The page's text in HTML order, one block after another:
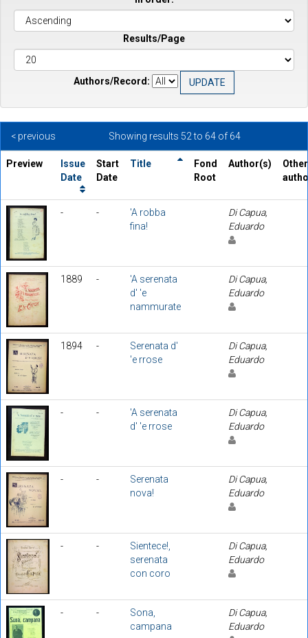
Results/Page
Authors/Record:
Showing results 52 to 64 of 64
< previous
Preview
Issue
Date
Start
Date
Title
Fond
Root
Author(s)
Other
- -
'A robba
fina!
Di Capua,
Eduardo
1889 -
'A serenata
d' 'e
nammurate
Di Capua,
Eduardo
1894 -
Serenata d'
'e rrose
Di Capua,
Eduardo
- -
'A serenata
d' 'e rrose
Di Capua,
Eduardo
- -
Serenata
nova!
Di Capua,
Eduardo
- -
Sientece!,
serenata
con coro
Di Capua,
Eduardo
- -
Sona,
campana
Di Capua,
Eduardo